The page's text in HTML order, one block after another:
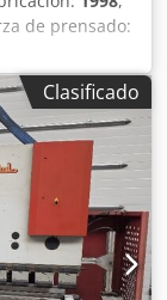
de prensado:
útil:3.550
130 t
E Aijcwoa
250 mm
Cybelec
x 2.000 x
Clasificado